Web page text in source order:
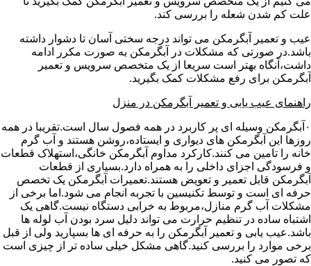
علت کم شدن شعله را بررسی کند.
عیب و تعمیر آبگرمکن می تواند درجه سختی آسان تا دشوار داشته
باشد.در صورتی که مشکلات در آبگرمکن به صورت مکرر ادامه
داشت،آنگاه بهتر است سریعا از یک متخصص سرویس و تعمیر
آبگرمکن برای رفع مشکلات کمک بگیرید.
راهنمای عیب یابی و تعمیر آبگرمکن در منزل
۰آبگرمکن وسیله ای پر کاربرد در همه فصول سال است.تقریبا در همه
روزها این آبگرمکن های دیواری و ایستاده،روشن هستند و آب گرم
خانه را تامین می کنند.کارکرد مداوم آبگرمکن خانگی،استهلاک قطعات
و فرسودگی اجزای داخلی را به همراه دارد.بسیاری از قطعات
آبگرمکن قابل تعمیر و تعویض هستند.تعمیرات آبگرمکن یک تخصص
حرفه ای است و توسط تکنیسین با تجربه انجام می شود.اما برخی از
مشکلات آب گرم منازل،مربوط به خرابی دستگاه نیست.گاهی یک
اشتباه ساده در تنظیم حرارت می تواند دلیل سرد بودن آب لوله ها
باشد.عیب یابی و تعمیر آبگرمکن را به حرفه ای ها بسپارید ولی از قبل
برخی موارد را بررسی کنید.گاهی مشکل خیلی ساده تر از چیزی است
که تصور می کنید.